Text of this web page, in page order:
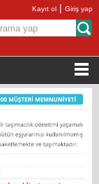
Kayıt ol |Giriş yap